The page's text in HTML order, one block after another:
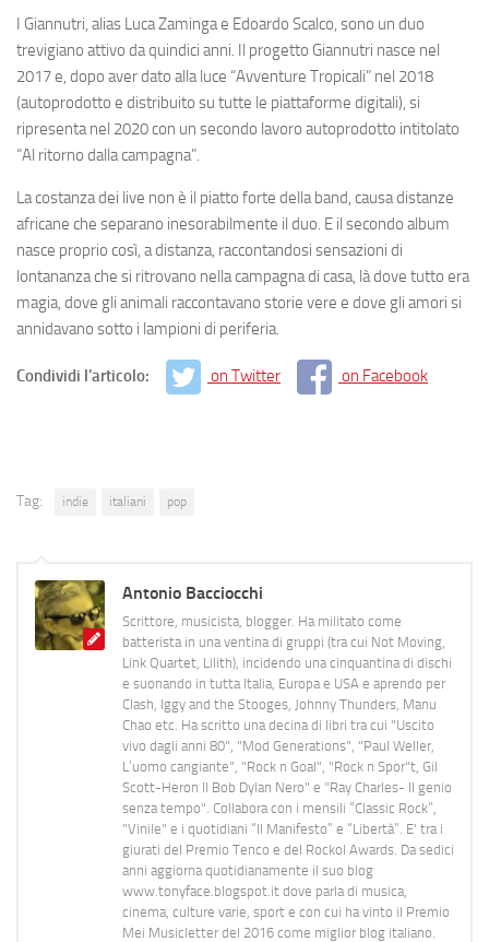
I Giannutri, alias Luca Zaminga e Edoardo Scalco, sono un duo
trevigiano attivo da quindici anni. Il progetto Giannutri nasce nel
2017 e, dopo aver dato alla luce “Avventure Tropicali” nel 2018
(autoprodotto e distribuito su tutte le piattaforme digitali), si
ripresenta nel 2020 con un secondo lavoro autoprodotto intitolato
“Al ritorno dalla campagna”.
La costanza dei live non è il piatto forte della band, causa distanze
africane che separano inesorabilmente il duo. E il secondo album
nasce proprio così, a distanza, raccontandosi sensazioni di
lontananza che si ritrovano nella campagna di casa, là dove tutto era
magia, dove gli animali raccontavano storie vere e dove gli amori si
annidavano sotto i lampioni di periferia.
Condividi l'articolo: on Twitter on Facebook
Tag: indie italiani pop
Antonio Bacciocchi
Scrittore, musicista, blogger. Ha militato come
batterista in una ventina di gruppi (tra cui Not Moving,
Link Quartet, Lilith), incidendo una cinquantina di dischi
e suonando in tutta Italia, Europa e USA e aprendo per
Clash, Iggy and the Stooges, Johnny Thunders, Manu
Chao etc. Ha scritto una decina di libri tra cui "Uscito
vivo dagli anni 80", "Mod Generations", "Paul Weller,
L’uomo cangiante", "Rock n Goal", "Rock n Spor"t, Gil
Scott-Heron Il Bob Dylan Nero" e "Ray Charles- Il genio
senza tempo". Collabora con i mensili “Classic Rock”,
"Vinile" e i quotidiani “Il Manifesto” e “Libertà”. E' tra i
giurati del Premio Tenco e del Rockol Awards. Da sedici
anni aggiorna quotidianamente il suo blog
www.tonyface.blogspot.it dove parla di musica,
cinema, culture varie, sport e con cui ha vinto il Premio
Mei Musicletter del 2016 come miglior blog italiano.